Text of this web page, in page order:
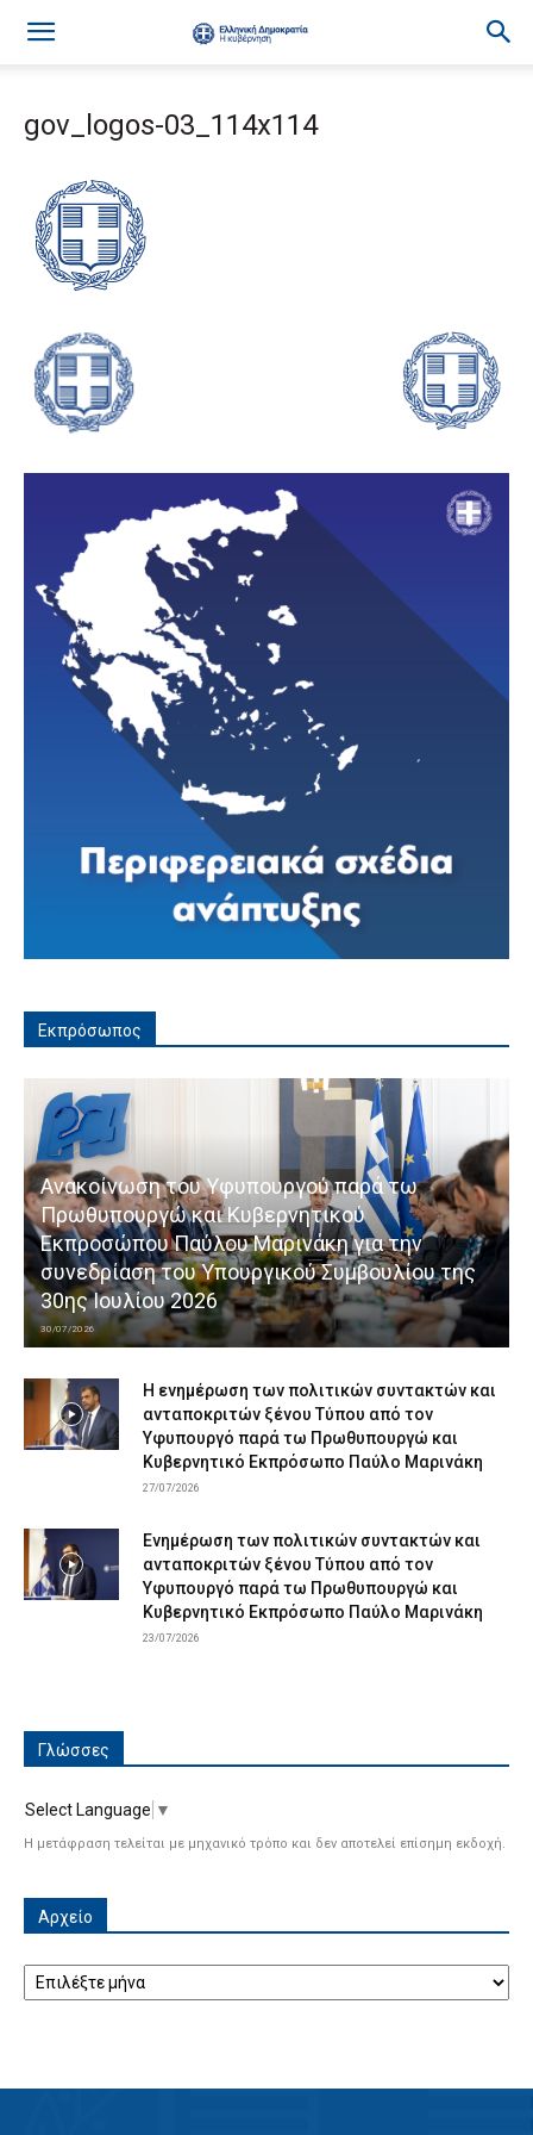
gov_logos-03_114x114
Εκπρόσωπος
Ανακοίνωση του Υφυπουργού παρά τω
Πρωθυπουργώ και Κυβερνητικού
Εκπροσώπου Παύλου Μαρινάκη για την
συνεδρίαση του Υπουργικού Συμβουλίου της
30ης Ιουλίου 2026
30/07/2026
Η ενημέρωση των πολιτικών συντακτών και
ανταποκριτών ξένου Τύπου από τον
Υφυπουργό παρά τω Πρωθυπουργώ και
Κυβερνητικό Εκπρόσωπο Παύλο Μαρινάκη
27/07/2026
Ενημέρωση των πολιτικών συντακτών και
ανταποκριτών ξένου Τύπου από τον
Υφυπουργό παρά τω Πρωθυπουργώ και
Κυβερνητικό Εκπρόσωπο Παύλο Μαρινάκη
23/07/2026
Γλώσσες
Select Language ▼
Η μετάφραση τελείται με μηχανικό τρόπο και δεν αποτελεί επίσημη εκδοχή.
Αρχείο
Αρχείο